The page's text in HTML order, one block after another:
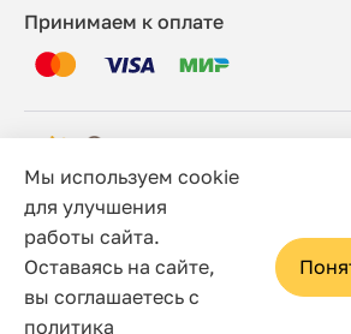
Принимаем к оплате
© 2006 - 2026 Этно-шоп, Интернет-
Политика конфиденциальности
Сайт носит исключительно
ни при каких условиях не является
Мы используем cookie
для улучшения
работы сайта.
Оставаясь на сайте,
вы соглашаетесь с
политика